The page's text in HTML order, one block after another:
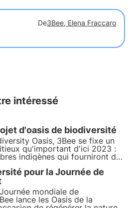
De3Bee, Elena Fraccaro
intéressé
d'oasis de biodiversité
Oasis, 3Bee se fixe un
qu'important d'ici 2023 :
indigènes qui fourniront du
d'environ 3 500 ruches,
10 000 tonnes de CO2 par
pour la Journée de
mondiale de
lance les Oasis de la